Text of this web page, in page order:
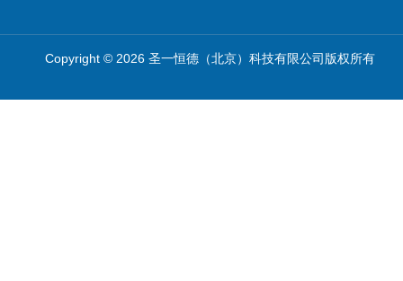
Copyright © 2026 圣一恒德（北京）科技有限公司版权所有